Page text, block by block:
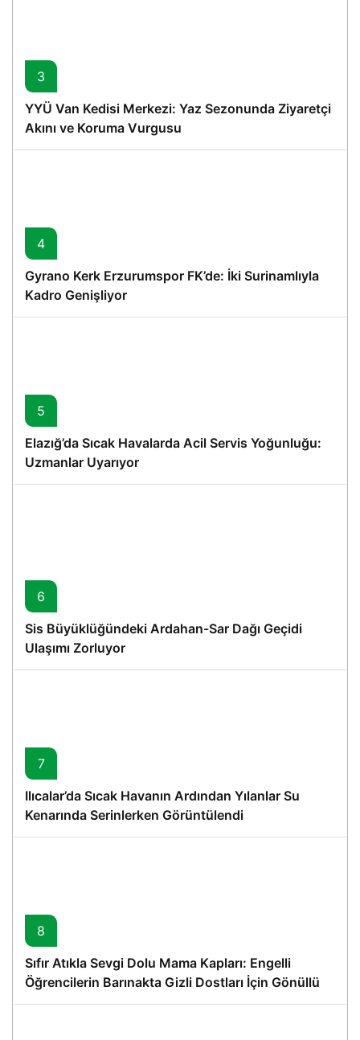
3
YYÜ Van Kedisi Merkezi: Yaz Sezonunda Ziyaretçi
Akını ve Koruma Vurgusu
4
Gyrano Kerk Erzurumspor FK’de: İki Surinamlıyla
Kadro Genişliyor
5
Elazığ’da Sıcak Havalarda Acil Servis Yoğunluğu:
Uzmanlar Uyarıyor
6
Sis Büyüklüğündeki Ardahan-Sar Dağı Geçidi
Ulaşımı Zorluyor
7
Ilıcalar’da Sıcak Havanın Ardından Yılanlar Su
Kenarında Serinlerken Görüntülendi
8
Sıfır Atıkla Sevgi Dolu Mama Kapları: Engelli
Öğrencilerin Barınakta Gizli Dostları İçin Gönüllü
Proje